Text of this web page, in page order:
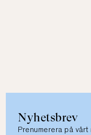
Nyhetsbrev
Prenumerera på